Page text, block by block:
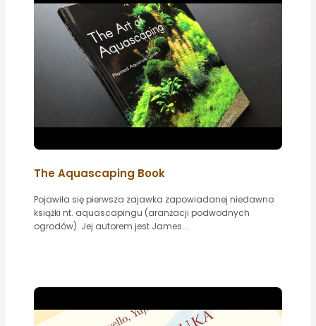
The Aquascaping Book
Pojawiła się pierwsza zajawka zapowiadanej niedawno
książki nt. aquascapingu (aranżacji podwodnych
ogrodów). Jej autorem jest James...